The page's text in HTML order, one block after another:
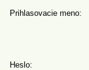
Prihlasovacie meno:
Heslo: